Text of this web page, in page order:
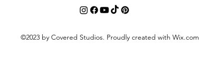
©2023 by Covered Studios. Proudly created with Wix.com